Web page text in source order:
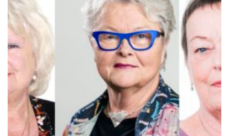
Om du nekar
de här
kakorna
kommer viss
funktionalitet
att försvinna
från
hemsidan.
Marknadsföring